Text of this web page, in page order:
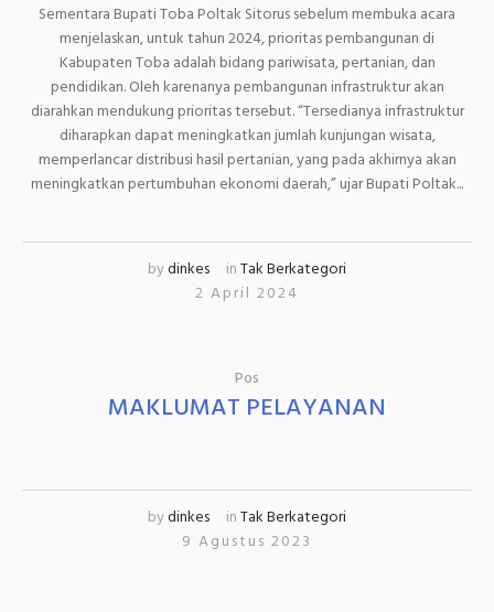
Sementara Bupati Toba Poltak Sitorus sebelum membuka acara
menjelaskan, untuk tahun 2024, prioritas pembangunan di
Kabupaten Toba adalah bidang pariwisata, pertanian, dan
pendidikan. Oleh karenanya pembangunan infrastruktur akan
diarahkan mendukung prioritas tersebut. “Tersedianya infrastruktur
diharapkan dapat meningkatkan jumlah kunjungan wisata,
memperlancar distribusi hasil pertanian, yang pada akhirnya akan
meningkatkan pertumbuhan ekonomi daerah,” ujar Bupati Poltak...
bydinkes inTak Berkategori
2 April 2024
Pos
MAKLUMAT PELAYANAN
bydinkes inTak Berkategori
9 Agustus 2023